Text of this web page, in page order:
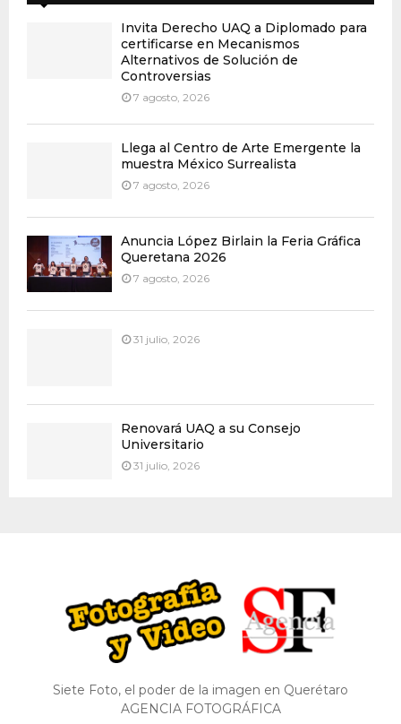
Invita Derecho UAQ a Diplomado para
certificarse en Mecanismos
Alternativos de Solución de
Controversias
7 agosto, 2026
Llega al Centro de Arte Emergente la
muestra México Surrealista
7 agosto, 2026
Anuncia López Birlain la Feria Gráfica
Queretana 2026
7 agosto, 2026
31 julio, 2026
Renovará UAQ a su Consejo
Universitario
31 julio, 2026
Siete Foto, el poder de la imagen en Querétaro
AGENCIA FOTOGRÁFICA